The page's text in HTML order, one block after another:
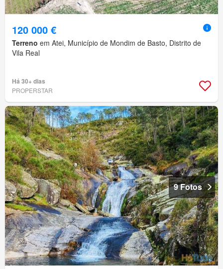
120 000 €
Terreno em Atei, Município de Mondim de Basto, Distrito de
Vila Real
Há 30+ dias
PROPERSTAR
9 Fotos